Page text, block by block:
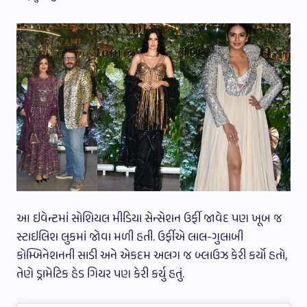
આ ઇવેન્ટમાં સોશિયલ મીડિયા સેન્સેશન ઉર્ફી જાવેદ પણ ખૂબ જ
સ્ટાઇલિશ લુકમાં જોવા મળી હતી. ઉર્ફીએ લાલ-ગુલાબી
કોમ્બિનેશનની સાડી અને એકદમ અલગ જ બ્લાઉઝ કેરી કર્યો હતો,
તેણે ડ્રામેટિક હેડ ગિયર પણ કેરી કર્યુ હતું.